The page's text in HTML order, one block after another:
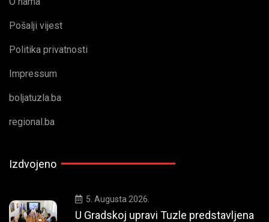
Pošalji vijest
Politika privatnosti
Impressum
boljatuzla.ba
regional.ba
Izdvojeno
5. Augusta 2026.
U Gradskoj upravi Tuzle predstavljena